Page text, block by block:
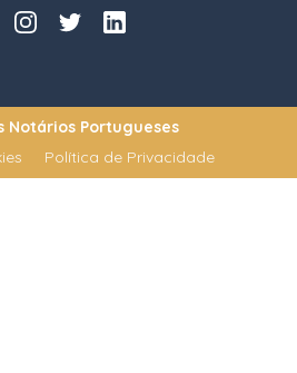
Notários Portugueses
Política de Privacidade